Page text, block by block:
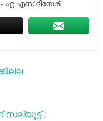
എ എസ് ദിനേശ്.
സല്യൂട്ട് ;